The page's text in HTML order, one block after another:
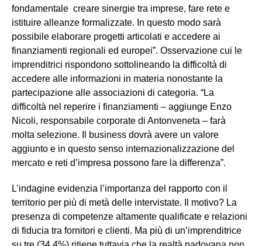
fondamentale creare sinergie tra imprese, fare rete e
istituire alleanze formalizzate. In questo modo sarà
possibile elaborare progetti articolati e accedere ai
finanziamenti regionali ed europei”. Osservazione cui le
imprenditrici rispondono sottolineando la difficoltà di
accedere alle informazioni in materia nonostante la
partecipazione alle associazioni di categoria. “La
difficoltà nel reperire i finanziamenti – aggiunge Enzo
Nicoli, responsabile corporate di Antonveneta – farà
molta selezione. Il business dovrà avere un valore
aggiunto e in questo senso internazionalizzazione del
mercato e reti d’impresa possono fare la differenza”.
L’indagine evidenzia l’importanza del rapporto con il
territorio per più di metà delle intervistate. Il motivo? La
presenza di competenze altamente qualificate e relazioni
di fiducia tra fornitori e clienti. Ma più di un’imprenditrice